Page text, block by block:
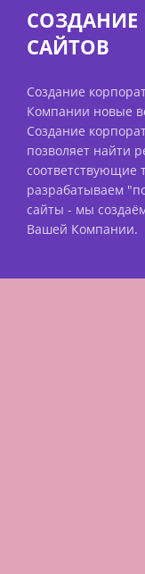
САЙТОВ
Создание
Компании новые
Создание
позволяет найти
соответствующие
разрабатываем
сайты - мы
Вашей Компании.